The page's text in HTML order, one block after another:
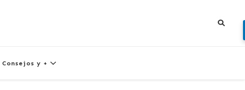
Consejos y +